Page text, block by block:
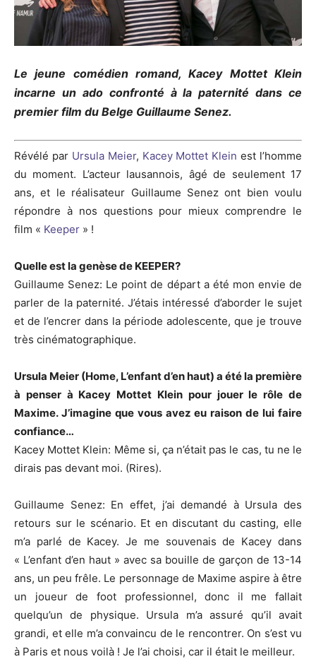
Le jeune comédien romand, Kacey Mottet Klein
incarne un ado confronté à la paternité dans ce
premier film du Belge Guillaume Senez.
Révélé par Ursula Meier, Kacey Mottet Klein est l’homme
du moment. L’acteur lausannois, âgé de seulement 17
ans, et le réalisateur Guillaume Senez ont bien voulu
répondre à nos questions pour mieux comprendre le
film « Keeper » !
Quelle est la genèse de KEEPER?
Guillaume Senez: Le point de départ a été mon envie de
parler de la paternité. J’étais intéressé d’aborder le sujet
et de l’encrer dans la période adolescente, que je trouve
très cinématographique.
Ursula Meier (Home, L’enfant d’en haut) a été la première
à penser à Kacey Mottet Klein pour jouer le rôle de
Maxime.J’imagine que vous avez eu raison de lui faire
confiance…
Kacey Mottet Klein: Même si, ça n’était pas le cas, tu ne le
dirais pas devant moi. (Rires).
Guillaume Senez: En effet, j’ai demandé à Ursula des
retours sur le scénario. Et en discutant du casting, elle
m’a parlé de Kacey. Je me souvenais de Kacey dans
« L’enfant d’en haut » avec sa bouille de garçon de 13-14
ans, un peu frêle. Le personnage de Maxime aspire à être
un joueur de foot professionnel, donc il me fallait
quelqu’un de physique. Ursula m’a assuré qu’il avait
grandi, et elle m’a convaincu de le rencontrer. On s’est vu
à Paris et nous voilà ! Je l’ai choisi, car il était le meilleur.